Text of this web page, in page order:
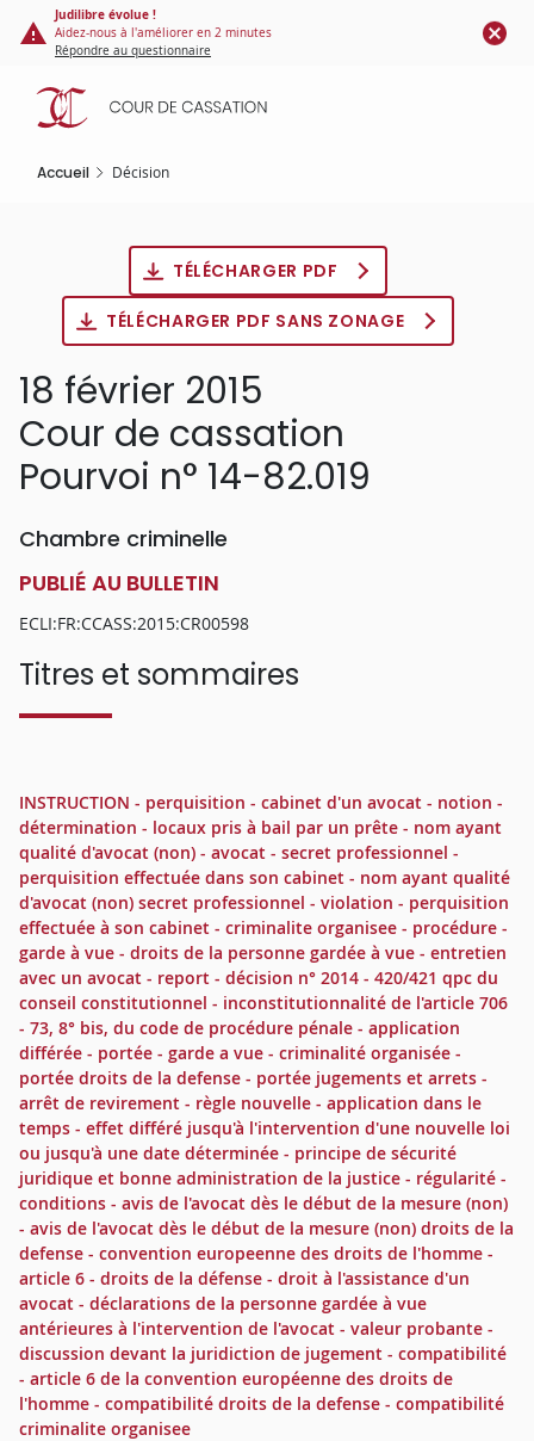
Panneau de gestion des cookies
contenu
principal
Judilibre évolue !
Aidez-nous à l'améliorer en 2 minutes
Répondre au questionnaire
Accueil Décision
TÉLÉCHARGER PDF
TÉLÉCHARGER PDF SANS ZONAGE
18 février 2015
Cour de cassation
Pourvoi n° 14-82.019
Chambre criminelle
PUBLIÉ AU BULLETIN
ECLI:FR:CCASS:2015:CR00598
Titres et sommaires
INSTRUCTION - perquisition - cabinet d'un avocat - notion -
détermination - locaux pris à bail par un prête - nom ayant
qualité d'avocat (non) - avocat - secret professionnel -
perquisition effectuée dans son cabinet - nom ayant qualité
d'avocat (non) secret professionnel - violation - perquisition
effectuée à son cabinet - criminalite organisee - procédure -
garde à vue - droits de la personne gardée à vue - entretien
avec un avocat - report - décision n° 2014 - 420/421 qpc du
conseil constitutionnel - inconstitutionnalité de l'article 706
- 73, 8° bis, du code de procédure pénale - application
différée - portée - garde a vue - criminalité organisée -
portée droits de la defense - portée jugements et arrets -
arrêt de revirement - règle nouvelle - application dans le
temps - effet différé jusqu'à l'intervention d'une nouvelle loi
ou jusqu'à une date déterminée - principe de sécurité
juridique et bonne administration de la justice - régularité -
conditions - avis de l'avocat dès le début de la mesure (non)
- avis de l'avocat dès le début de la mesure (non) droits de la
defense - convention europeenne des droits de l'homme -
article 6 - droits de la défense - droit à l'assistance d'un
avocat - déclarations de la personne gardée à vue
antérieures à l'intervention de l'avocat - valeur probante -
discussion devant la juridiction de jugement - compatibilité
- article 6 de la convention européenne des droits de
l'homme - compatibilité droits de la defense - compatibilité
criminalite organisee